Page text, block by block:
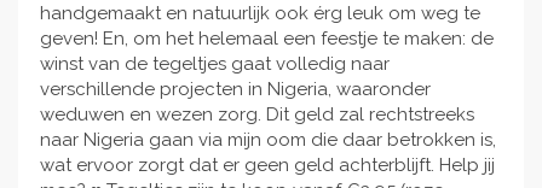
handgemaakt en natuurlijk ook érg leuk om weg te
geven! En, om het helemaal een feestje te maken: de
winst van de tegeltjes gaat volledig naar
verschillende projecten in Nigeria, waaronder
weduwen en wezen zorg. Dit geld zal rechtstreeks
naar Nigeria gaan via mijn oom die daar betrokken is,
wat ervoor zorgt dat er geen geld achterblijft. Help jij